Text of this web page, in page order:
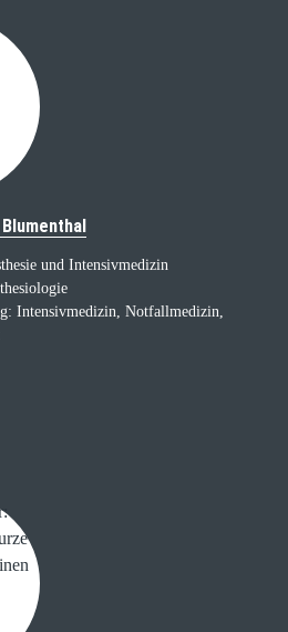
und Intensivmedizin
Intensivmedizin, Notfallmedizin,